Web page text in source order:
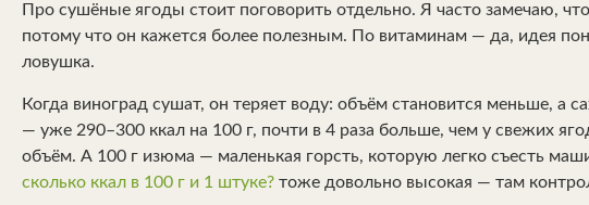
Про сушёные ягоды стоит поговорить отдельно. Я часто замечаю,
потому что он кажется более полезным. По витаминам — да, идея
ловушка.
Когда виноград сушат, он теряет воду: объём становится меньше, а
— уже 290–300 ккал на 100 г, почти в 4 раза больше, чем у свежих
объём. А 100 г изюма — маленькая горсть, которую легко съесть
сколько ккал в 100 г и 1 штуке? тоже довольно высокая — там